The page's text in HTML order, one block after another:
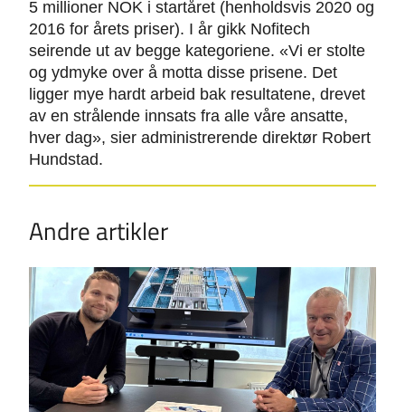
5 millioner NOK i startåret (henholdsvis 2020 og
2016 for årets priser). I år gikk Nofitech
seirende ut av begge kategoriene. «Vi er stolte
og ydmyke over å motta disse prisene. Det
ligger mye hardt arbeid bak resultatene, drevet
av en strålende innsats fra alle våre ansatte,
hver dag», sier administrerende direktør Robert
Hundstad.
Andre artikler